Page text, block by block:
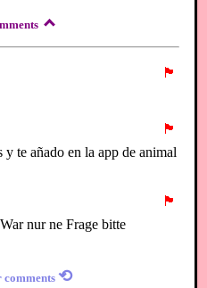
🏴
🏴
te añado en la app de animal
🏴
nur ne Frage bitte
comments ⟲